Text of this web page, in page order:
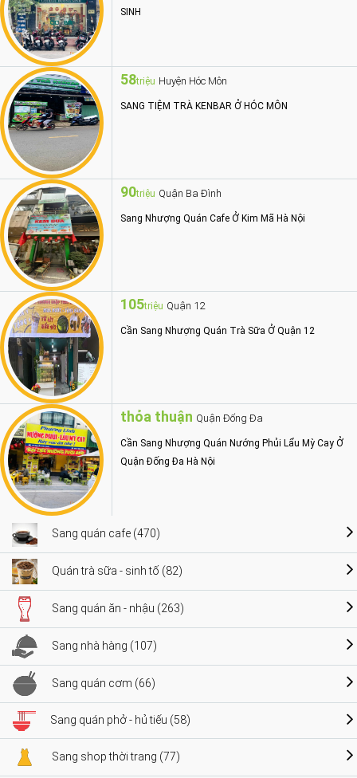
SINH
58triệu Huyện Hóc Môn
SANG TIỆM TRÀ KENBAR Ở HÓC MÔN
90triệu Quận Ba Đình
Sang Nhượng Quán Cafe Ở Kim Mã Hà Nội
105triệu Quận 12
Cần Sang Nhượng Quán Trà Sữa Ở Quận 12
thỏa thuận Quận Đống Đa
Cần Sang Nhượng Quán Nướng Phủi Lẩu Mỳ Cay Ở
Quận Đống Đa Hà Nội
Sang quán cafe (470)
Quán trà sữa - sinh tố (82)
Sang quán ăn - nhậu (263)
Sang nhà hàng (107)
Sang quán cơm (66)
Sang quán phở - hủ tiếu (58)
Sang shop thời trang (77)